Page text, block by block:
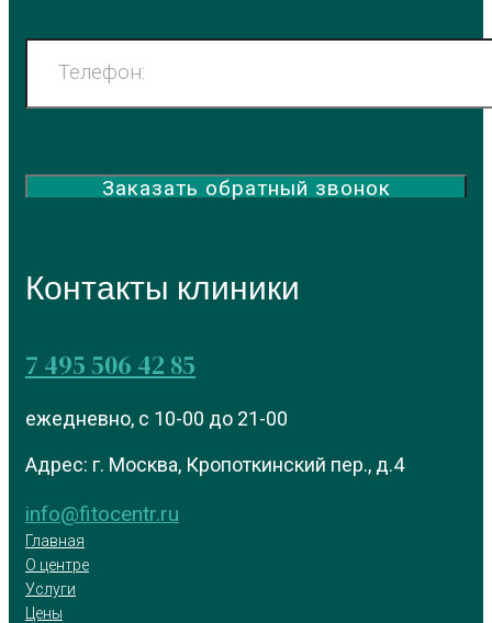
Контакты клиники
7 495 506 42 85
ежедневно, с 10-00 до 21-00
Адрес: г. Москва, Кропоткинский пер., д.4
info@fitocentr.ru
Главная
О центре
Услуги
Цены